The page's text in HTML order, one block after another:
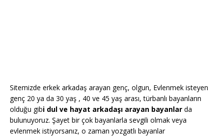
Sitemizde erkek arkadaş arayan genç, olgun, Evlenmek isteyen
genç 20 ya da 30 yaş , 40 ve 45 yaş arası, türbanlı bayanların
olduğu gibi dul ve hayat arkadaşı arayan bayanlar da
bulunuyoruz. Şayet bir çok bayanlarla sevgili olmak veya
evlenmek istiyorsanız, o zaman yozgatlı bayanlar